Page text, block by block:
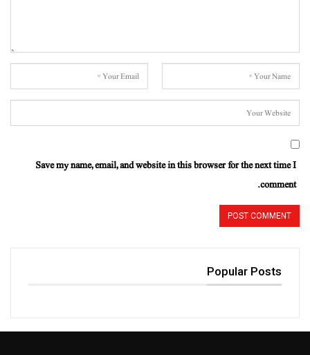
Save my name, email, and website in this browser for the next time I
comment.
Popular Posts